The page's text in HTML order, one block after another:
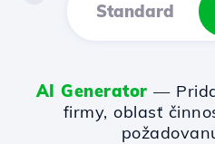
Standard
AI Generator —
firmy, oblasť